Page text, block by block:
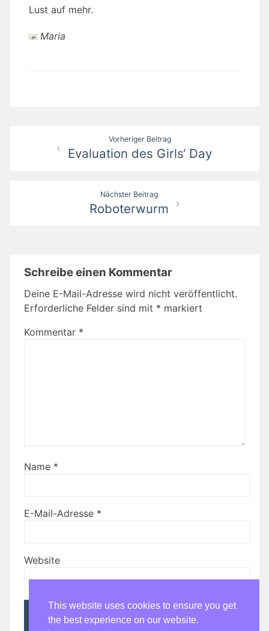
Lust auf mehr.
Maria
Beitragsnavigation
Vorheriger Beitrag
Evaluation des Girls‘ Day
Nächster Beitrag
Roboterwurm
Schreibe einen Kommentar
Deine E-Mail-Adresse wird nicht veröffentlicht.
Erforderliche Felder sind mit * markiert
Kommentar *
Name *
E-Mail-Adresse *
Website
This website uses cookies to ensure you get
the best experience on our website.